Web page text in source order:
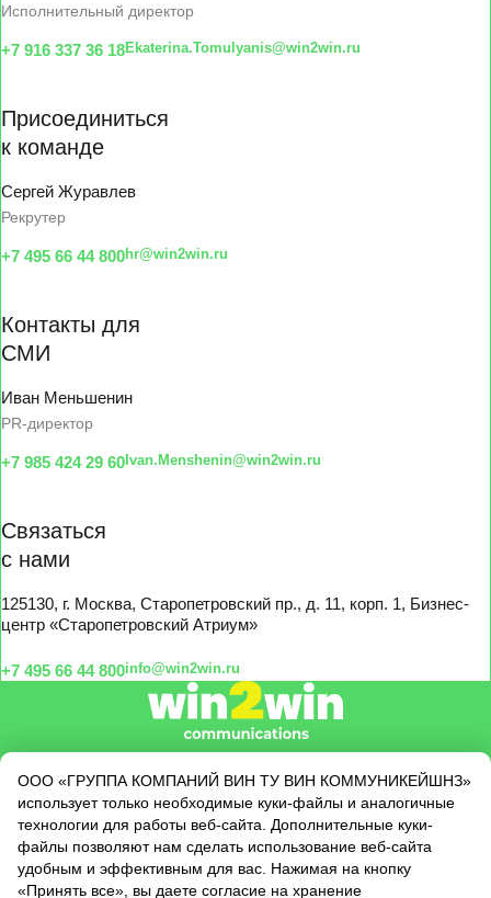
Исполнительный директор
+7 916 337 36 18Ekaterina.Tomulyanis@win2win.ru
Присоединиться
к команде
Сергей Журавлев
Рекрутер
+7 495 66 44 800hr@win2win.ru
Контакты для
СМИ
Иван Меньшенин
PR-директор
+7 985 424 29 60 Ivan.Menshenin@win2win.ru
Связаться
с нами
125130, г. Москва, Старопетровский пр., д. 11, корп. 1, Бизнес-
центр «Старопетровский Атриум»
+7 495 66 44 800info@win2win.ru
О нас
Услуги
Кейсы
Клиенты
ООО «ГРУППА КОМПАНИЙ ВИН ТУ ВИН КОММУНИКЕЙШНЗ»
использует только необходимые куки-файлы и аналогичные
технологии для работы веб-сайта. Дополнительные куки-
файлы позволяют нам сделать использование веб-сайта
удобным и эффективным для вас. Нажимая на кнопку
«Принять все», вы даете согласие на хранение